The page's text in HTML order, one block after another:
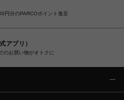
円分のPARCOポイント進呈
アプリ）
のお買い物がオトクに